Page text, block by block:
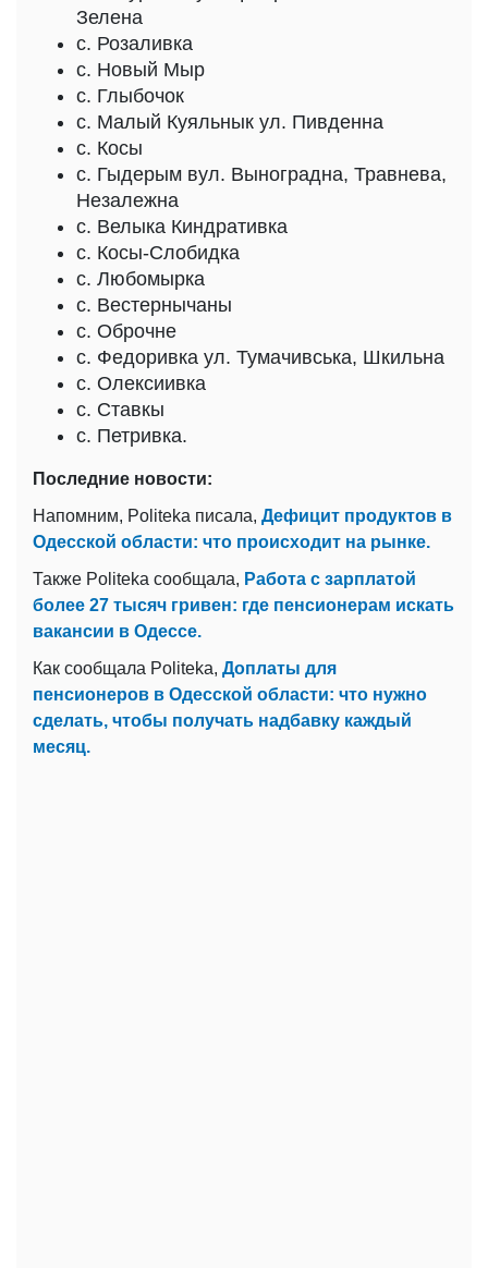
Зелена
с. Розаливка
с. Новый Мыр
с. Глыбочок
с. Малый Куяльнык ул. Пивденна
с. Косы
с. Гыдерым вул. Выноградна, Травнева,
Незалежна
с. Велыка Киндративка
с. Косы-Слобидка
с. Любомырка
с. Вестернычаны
с. Оброчне
с. Федоривка ул. Тумачивська, Шкильна
с. Олексиивка
с. Ставкы
с. Петривка.
Последние новости:
Напомним, Politeka писала, Дефицит продуктов в
Одесской области: что происходит на рынке.
Также Politeka сообщала, Работа с зарплатой
более 27 тысяч гривен: где пенсионерам искать
вакансии в Одессе.
Как сообщала Politeka, Доплаты для
пенсионеров в Одесской области: что нужно
сделать, чтобы получать надбавку каждый
месяц.